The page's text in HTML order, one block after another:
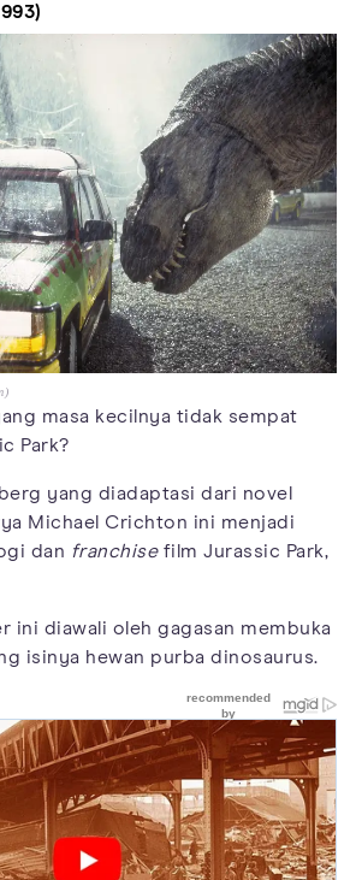
masa kecilnya tidak sempat
Park?
yang diadaptasi dari novel
Michael Crichton ini menjadi
dan franchisefilm Jurassic Park,
ini diawali oleh gagasan membuka
isinya hewan purba dinosaurus.